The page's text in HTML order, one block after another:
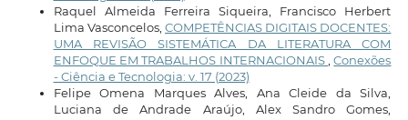
Raquel Almeida Ferreira Siqueira, Francisco Herbert
Lima Vasconcelos, COMPETÊNCIAS DIGITAIS DOCENTES:
UMA REVISÃO SISTEMÁTICA DA LITERATURA COM
ENFOQUE EM TRABALHOS INTERNACIONAIS,Conexões
- Ciência e Tecnologia: v. 17 (2023)
Felipe Omena Marques Alves, Ana Cleide da Silva,
Luciana de Andrade Araújo, Alex Sandro Gomes,